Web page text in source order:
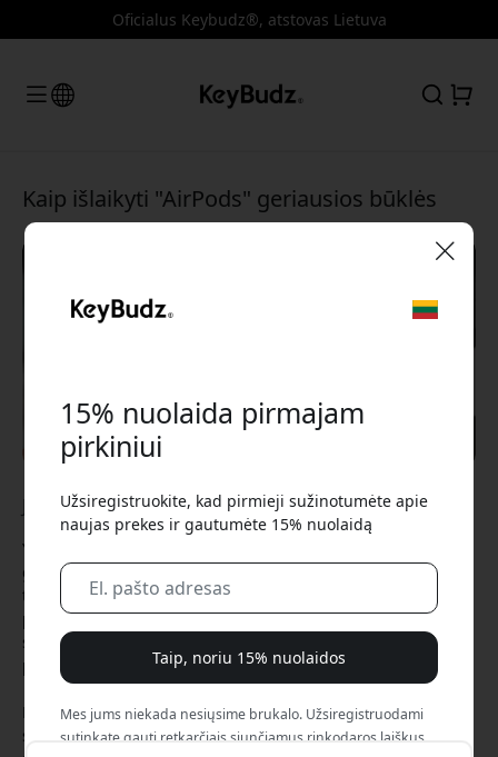
Oficialus Keybudz®, atstovas Lietuva
Kaip išlaikyti "AirPods" geriausios būklės
Jan 15, 2025
Yra nedaug dalykų, labiau erzinančių nei tada, kai ausinių
garsas pradeda skambėti dusliai arba įkrovimas neveikia
taip, kaip turėtų. Tačiau tinkamai prižiūrėdami galite ir
prailginti savo AirPods tarnavimo laiką, ir išsaugoti krištolo
skaidrumo garso kokybę, dėl kurios juos pamėgote iš
pradžių.
KeyBudz AirCare 2.0 yra naujas ausinių priežiūros
standartas, ypač pritaikytas „Apple“ produktų šeimai. Ši
15% nuolaida pirmajam
pirkiniui
Užsiregistruokite, kad pirmieji sužinotumėte apie
naujas prekes ir gautumėte 15% nuolaidą
Taip, noriu 15% nuolaidos
Mes jums niekada nesiųsime brukalo. Užsiregistruodami
sutinkate gauti retkarčiais siunčiamus rinkodaros laiškus,
atsiskaitydami.